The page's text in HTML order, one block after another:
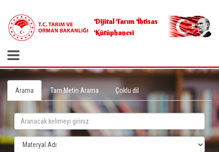
Dijital Tarım İhtisas
Kütüphanesi
Arama Tam Metin Arama Çoklu dil